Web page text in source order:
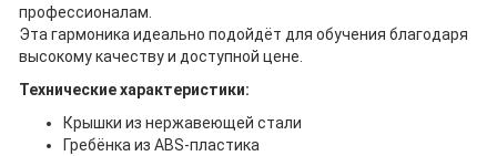
профессионалам.
Эта гармоника идеально подойдёт для обучения благодаря
высокому качеству и доступной цене.
Технические характеристики:
Крышки из нержавеющей стали
Гребёнка из ABS-пластика